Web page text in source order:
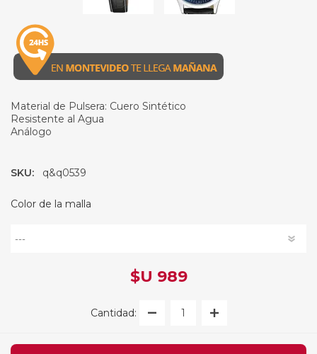
Material de Pulsera: Cuero Sintético
Resistente al Agua
Análogo
SKU: q&q0539
Color de la malla
$U 989
Cantidad: